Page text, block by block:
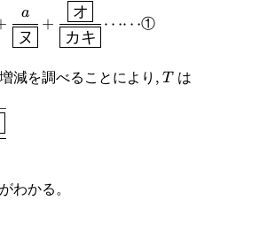
ナ}}}-\cfrac{a^2}
ニ}}}+\cfrac{a}
オ}}}
}}}\cdots\cdots
ヌ
a
+
カキ
オ
⋯⋯①
減を調べることにより,T
T は
ネ
ハ}}}}
わかる。